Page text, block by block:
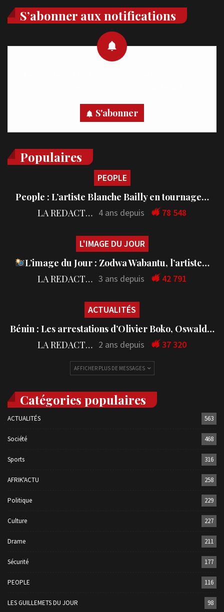
S’abonner aux notifications
S'abonner
Populaires
PEOPLE
People : L’artiste Blanche Bailly en tournage…
LA REDACTION 4 ans depuis 78 548
L'IMAGE DU JOUR
L’image du Jour : Zodwa Wabantu, l’artiste…
LA REDACTION 3 ans depuis 42 791
ACTUALITÉS
Bénin : Les arrestations d’Olivier Boko, Oswald…
LA REDACTION 2 ans depuis 37 320
AFFICHER PLUS DE MESSAGES
Catégories populaires
ACTUALITÉS 563
Société 468
Sports 316
AFRIK'ACTU 258
Politique 229
Culture 227
Drame 211
Sécurité 177
PEOPLE 116
LES GUILLEMETS DU JOUR 98